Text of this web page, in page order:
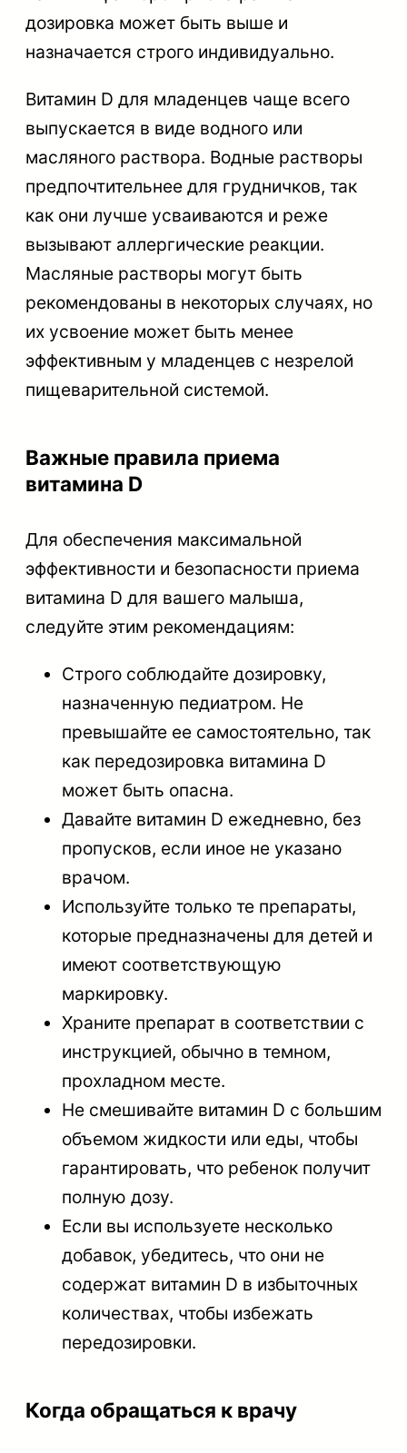
дозировка может быть выше и
назначается строго индивидуально.
Витамин D для младенцев чаще всего
выпускается в виде водного или
масляного раствора. Водные растворы
предпочтительнее для грудничков, так
как они лучше усваиваются и реже
вызывают аллергические реакции.
Масляные растворы могут быть
рекомендованы в некоторых случаях, но
их усвоение может быть менее
эффективным у младенцев с незрелой
пищеварительной системой.
Важные правила приема
витамина D
Для обеспечения максимальной
эффективности и безопасности приема
витамина D для вашего малыша,
следуйте этим рекомендациям:
Строго соблюдайте дозировку,
назначенную педиатром. Не
превышайте ее самостоятельно, так
как передозировка витамина D
может быть опасна.
Давайте витамин D ежедневно, без
пропусков, если иное не указано
врачом.
Используйте только те препараты,
которые предназначены для детей и
имеют соответствующую
маркировку.
Храните препарат в соответствии с
инструкцией, обычно в темном,
прохладном месте.
Не смешивайте витамин D с большим
объемом жидкости или еды, чтобы
гарантировать, что ребенок получит
полную дозу.
Если вы используете несколько
добавок, убедитесь, что они не
содержат витамин D в избыточных
количествах, чтобы избежать
передозировки.
Когда обращаться к врачу